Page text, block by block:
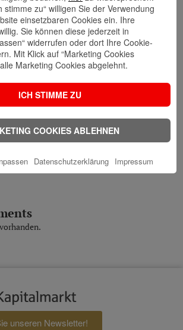
USA: Inflationsraten # USA:
Aktienmärkten
unseren Newsletter!
stimme zu“ willigen Sie der Verwendung
einsetzbaren Cookies ein. Ihre
Sie können diese jederzeit in
widerrufen oder dort Ihre Cookie-
Mit Klick auf “Marketing Cookies
Marketing Cookies abgelehnt.
ICH STIMME ZU
COOKIES ABLEHNEN
Datenschutzerklärung Impressum